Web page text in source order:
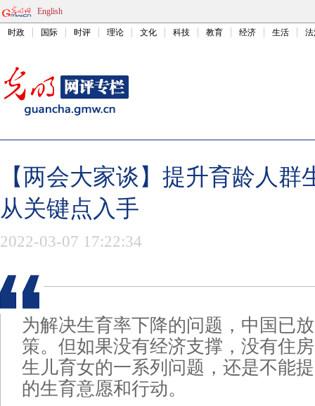
English
时政 国际 时评 理论 文化 科技 教育 经济 生活
【两会大家谈】提升育龄人群
从关键点入手
2022-03-07 17:22:34
为解决生育率下降的问题，中国已
策。但如果没有经济支撑，没有住
生儿育女的一系列问题，还是不能
的生育意愿和行动。